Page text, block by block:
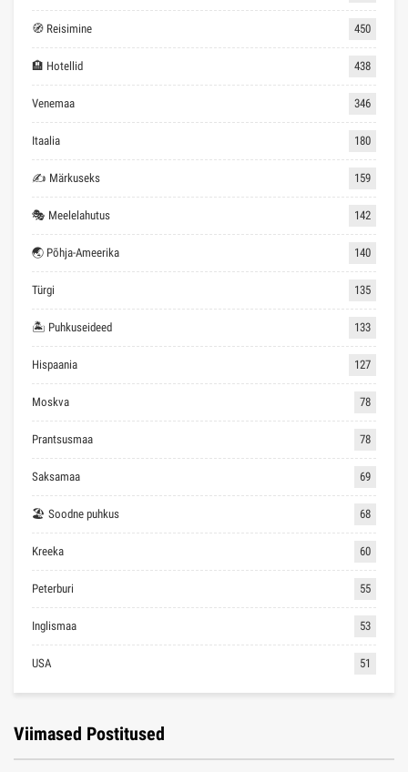
🧭 Reisimine 450
🏨 Hotellid 438
Venemaa 346
Itaalia 180
✍ Märkuseks 159
🎭 Meelelahutus 142
🌏 Põhja-Ameerika 140
Türgi 135
🏝 Puhkuseideed 133
Hispaania 127
Moskva 78
Prantsusmaa 78
Saksamaa 69
🏖 Soodne puhkus 68
Kreeka 60
Peterburi 55
Inglismaa 53
USA 51
Viimased Postitused